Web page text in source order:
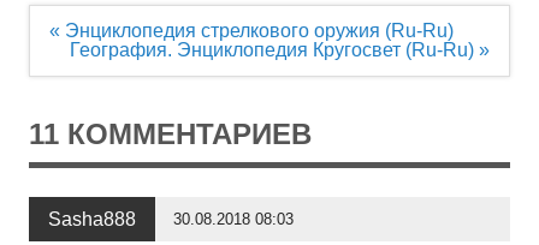
Навигация
« Энциклопедия стрелкового оружия (Ru-Ru)
География. Энциклопедия Кругосвет (Ru-Ru) »
11 КОММЕНТАРИЕВ
Sasha888 30.08.2018 08:03